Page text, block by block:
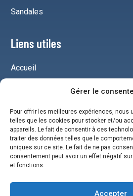
Gérer le
Pour offrir les meilleures expériences,
telles que les cookies pour stocker et/ou
appareils. Le fait de consentir à ces
traiter des données telles que le
uniques sur ce site. Le fait de ne pas
consentement peut avoir un effet négatif
et fonctions.
Accepter
Sandales
Liens utiles
Accueil
Chaussures pour homme
Réseaux